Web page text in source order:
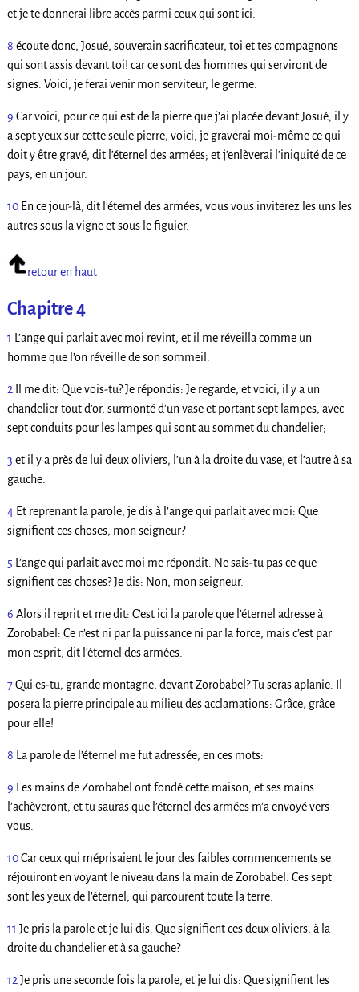
et je te donnerai libre accès parmi ceux qui sont ici.
8 écoute donc, Josué, souverain sacrificateur, toi et tes compagnons
qui sont assis devant toi! car ce sont des hommes qui serviront de
signes. Voici, je ferai venir mon serviteur, le germe.
9 Car voici, pour ce qui est de la pierre que j’ai placée devant Josué, il y
a sept yeux sur cette seule pierre; voici, je graverai moi-même ce qui
doit y être gravé, dit l’éternel des armées; et j’enlèverai l’iniquité de ce
pays, en un jour.
10En ce jour-là, dit l’éternel des armées, vous vous inviterez les uns les
autres sous la vigne et sous le figuier.
retour en haut
Chapitre 4
1 L’ange qui parlait avec moi revint, et il me réveilla comme un
homme que l’on réveille de son sommeil.
2Il me dit: Que vois-tu? Je répondis: Je regarde, et voici, il y a un
chandelier tout d’or, surmonté d’un vase et portant sept lampes, avec
sept conduits pour les lampes qui sont au sommet du chandelier;
3 et il y a près de lui deux oliviers, l’un à la droite du vase, et l’autre à sa
gauche.
4Et reprenant la parole, je dis à l’ange qui parlait avec moi: Que
signifient ces choses, mon seigneur?
5 L’ange qui parlait avec moi me répondit: Ne sais-tu pas ce que
signifient ces choses? Je dis: Non, mon seigneur.
6 Alors il reprit et me dit: C’est ici la parole que l’éternel adresse à
Zorobabel: Ce n’est ni par la puissance ni par la force, mais c’est par
mon esprit, dit l’éternel des armées.
7Qui es-tu, grande montagne, devant Zorobabel? Tu seras aplanie. Il
posera la pierre principale au milieu des acclamations: Grâce, grâce
pour elle!
8 La parole de l’éternel me fut adressée, en ces mots:
9 Les mains de Zorobabel ont fondé cette maison, et ses mains
l’achèveront; et tu sauras que l’éternel des armées m’a envoyé vers
vous.
10Car ceux qui méprisaient le jour des faibles commencements se
réjouiront en voyant le niveau dans la main de Zorobabel. Ces sept
sont les yeux de l’éternel, qui parcourent toute la terre.
11 Je pris la parole et je lui dis: Que signifient ces deux oliviers, à la
droite du chandelier et à sa gauche?
12Je pris une seconde fois la parole, et je lui dis: Que signifient les